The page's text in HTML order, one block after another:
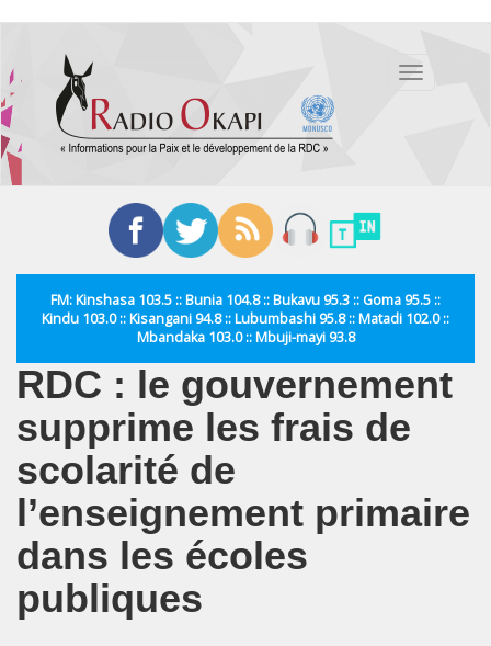
contenu
principal
Toggle
FM: Kinshasa 103.5 :: Bunia 104.8 :: Bukavu 95.3 :: Goma 95.5 ::
Kindu 103.0 :: Kisangani 94.8 :: Lubumbashi 95.8 :: Matadi 102.0 ::
Mbandaka 103.0 :: Mbuji-mayi 93.8
RDC : le gouvernement
supprime les frais de
scolarité de
l’enseignement primaire
dans les écoles
publiques